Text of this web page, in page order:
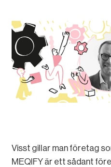
Visst gillar man företag
MEQIFY är ett sådant